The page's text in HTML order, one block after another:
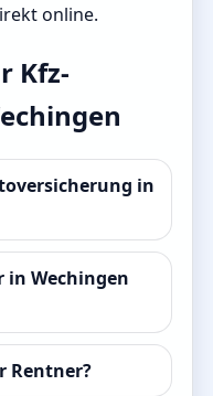
online.
Kfz-
in
in Wechingen
Rentner?